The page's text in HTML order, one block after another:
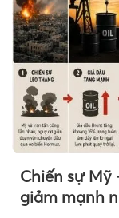
Chiến sự Mỹ
giảm mạnh